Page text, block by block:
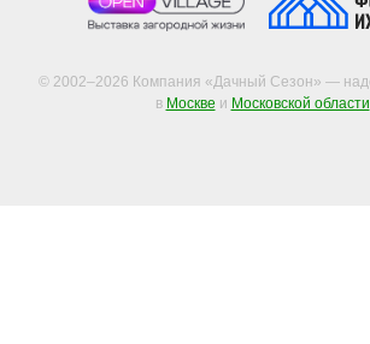
© 2002–2026 Компания «Дачный Сезон» —
в Москве и Московской области